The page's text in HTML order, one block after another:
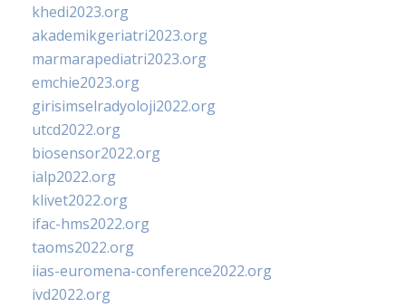
khedi2023.org
akademikgeriatri2023.org
marmarapediatri2023.org
emchie2023.org
girisimselradyoloji2022.org
utcd2022.org
biosensor2022.org
ialp2022.org
klivet2022.org
ifac-hms2022.org
taoms2022.org
iias-euromena-conference2022.org
ivd2022.org